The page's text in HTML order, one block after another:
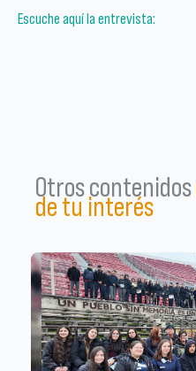
Escuche aquí la entrevista:
Otros contenidos
de tu interés